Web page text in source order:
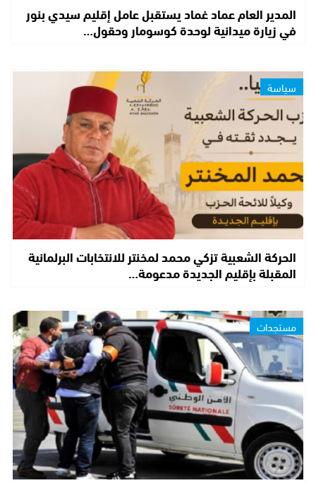
المدير العام عماد غماد يستقبل عامل إقليم سيدي بنور
في زيارة ميدانية لوحدة كوسومار وحقول…
سياسة
الحركة الشعبية تزكي محمد لمخنتر للانتخابات البرلمانية
المقبلة بإقليم الجديدة مدعومة…
مستجدات